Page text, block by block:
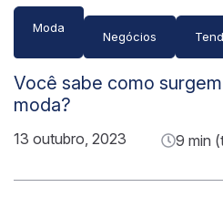
Moda
Negócios
Você sabe como
moda?
13 outubro, 2023 9 min